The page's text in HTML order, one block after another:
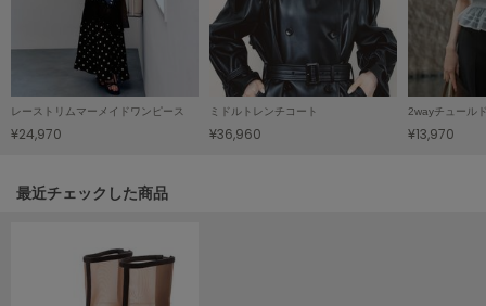
HOKA ONEONE
ホカ オネオネ
キーン
レーストリムマーメイドワンピース
¥24,970
ミドルトレンチコート
¥36,960
2wayチュール
¥13,970
関連記事
最近チェックした商品